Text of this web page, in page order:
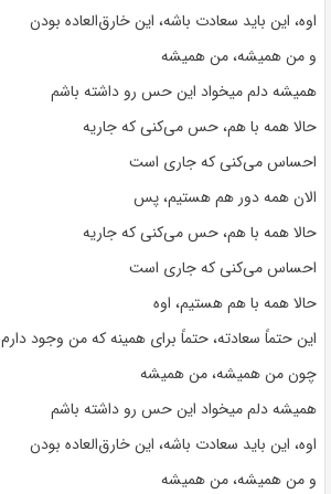
اوه، این باید سعادت باشه، این خارق‌العاده بودن
و من همیشه، من همیشه
همیشه دلم میخواد این حس رو داشته باشم
حالا همه با هم، حس می‌کنی که جاریه
احساس می‌کنی که جاری است
الان همه دور هم هستیم، پس
حالا همه با هم، حس می‌کنی که جاریه
احساس می‌کنی که جاری است
حالا همه با هم هستیم، اوه
این حتماً سعادته، حتماً برای همینه که من وجود دارم
چون من همیشه، من همیشه
همیشه دلم میخواد این حس رو داشته باشم
اوه، این باید سعادت باشه، این خارق‌العاده بودن
و من همیشه، من همیشه